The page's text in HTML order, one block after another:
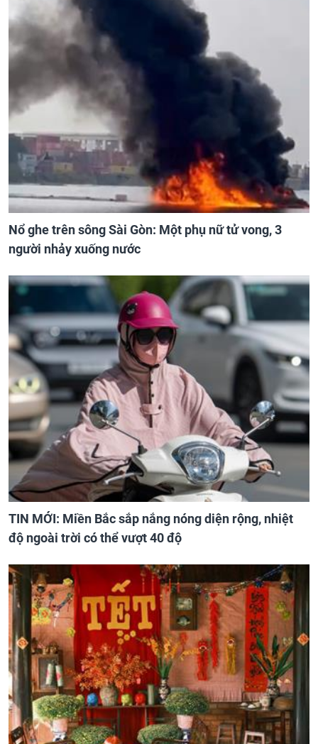
Nổ ghe trên sông Sài Gòn: Một phụ nữ tử vong, 3
người nhảy xuống nước
TIN MỚI: Miền Bắc sắp nắng nóng diện rộng, nhiệt
độ ngoài trời có thể vượt 40 độ